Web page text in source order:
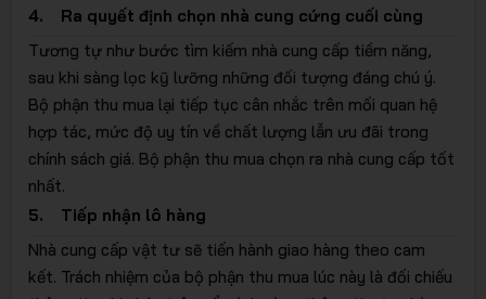
4. Ra quyết định chọn nhà cung cứng cuối cùng
Tương tự như bước tìm kiếm nhà cung cấp tiềm năng,
sau khi sàng lọc kỹ lưỡng những đối tượng đáng chú ý.
Bộ phận thu mua lại tiếp tục cân nhắc trên mối quan hệ
hợp tác, mức độ uy tín về chất lượng lẫn ưu đãi trong
chính sách giá. Bộ phận thu mua chọn ra nhà cung cấp tốt
nhất.
5. Tiếp nhận lô hàng
Nhà cung cấp vật tư sẽ tiến hành giao hàng theo cam
kết. Trách nhiệm của bộ phận thu mua lúc này là đối chiếu